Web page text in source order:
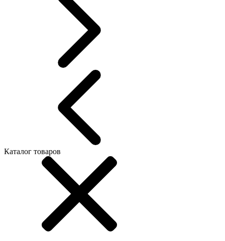
Каталог товаров